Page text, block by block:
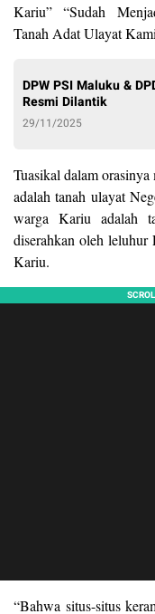
Kariu” “Sudah
Tanah Adat Ulayat
DPW PSI Maluku &
Resmi Dilantik
29/11/2025
Tuasikal dalam
adalah tanah ulayat
warga Kariu adalah
diserahkan oleh leluhur
Kariu.
“Bahwa situs-situs